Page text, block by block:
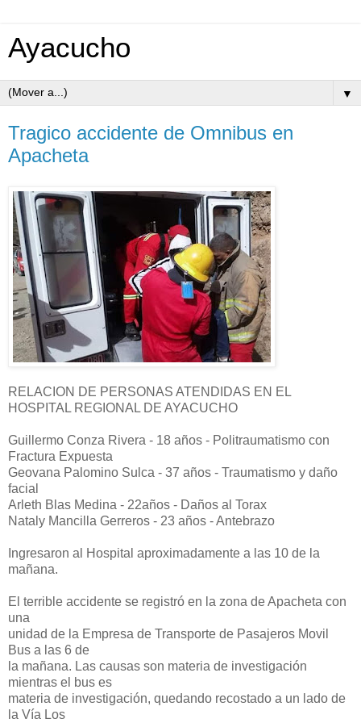
Ayacucho
▼
Tragico accidente de Omnibus en
Apacheta
RELACION DE PERSONAS ATENDIDAS EN EL
HOSPITAL REGIONAL DE AYACUCHO
Guillermo Conza Rivera - 18 años - Politraumatismo con
Fractura Expuesta
Geovana Palomino Sulca - 37 años - Traumatismo y daño
facial
Arleth Blas Medina - 22años - Daños al Torax
Nataly Mancilla Gerreros - 23 años - Antebrazo
Ingresaron al Hospital aproximadamente a las 10 de la
mañana.
El terrible accidente se registró en la zona de Apacheta con
una
unidad de la Empresa de Transporte de Pasajeros Movil
Bus a las 6 de
la mañana. Las causas son materia de investigación
mientras el bus es
materia de investigación, quedando recostado a un lado de
la Vía Los